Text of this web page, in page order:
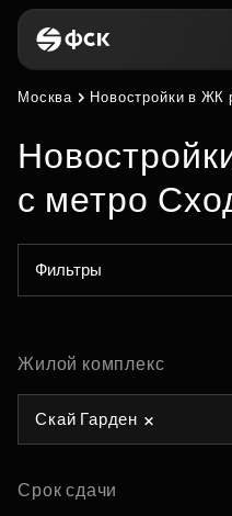
Москва Новостройки в ЖК
с метро
Фильтры
Жилой комплекс
Скай Гарден
Срок сдачи